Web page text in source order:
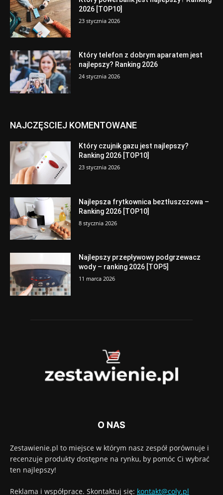
2026 [TOP10]
23 stycznia 2026
Który telefon z dobrym aparatem jest
najlepszy? Ranking 2026
24 stycznia 2026
NAJCZĘSCIEJ KOMENTOWANE
Który czujnik gazu jest najlepszy?
Ranking 2026 [TOP10]
23 stycznia 2026
Najlepsza frytkownica beztłuszczowa –
Ranking 2026 [TOP10]
8 stycznia 2026
Najlepszy przepływowy podgrzewacz
wody – ranking 2026 [TOP5]
11 marca 2026
O NAS
Zestawienie.pl to miejsce w którym nasz zespół porównuje i
recenzuje produkty dostępne na rynku, by pomóc Ci wybrać
ten najlepszy!
Reklama i współprace. Skontaktuj się: kontakt@coly.pl